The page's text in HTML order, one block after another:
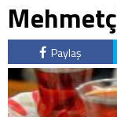
Paylaş